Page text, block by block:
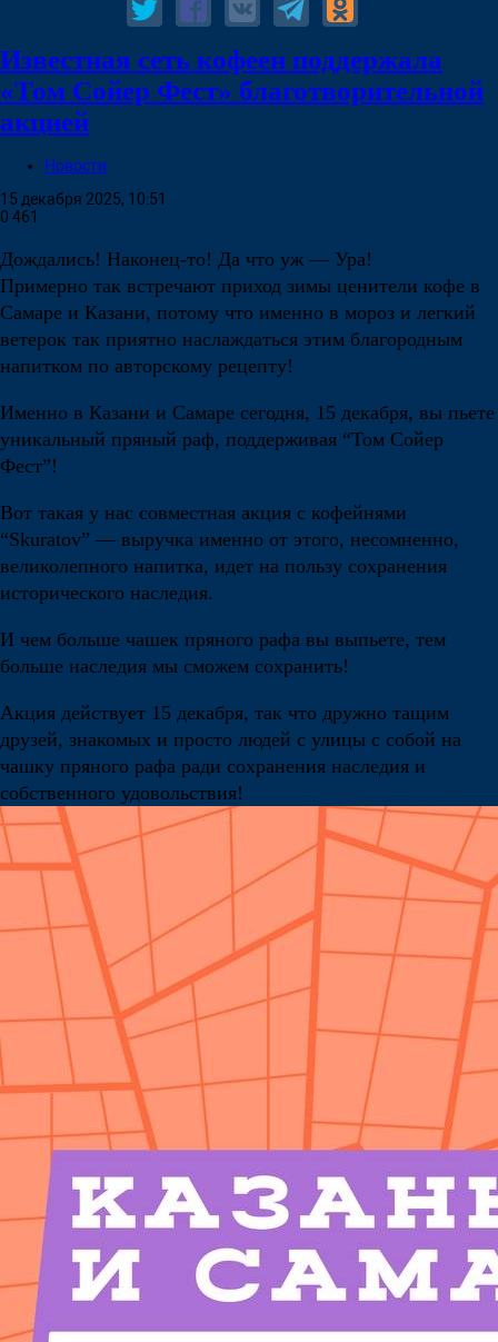
Известная сеть кофеен поддержала
«Том Сойер Фест» благотворительной
акцией
Новости
15 декабря 2025, 10:51
0 461
Дождались! Наконец-то! Да что уж — Ура!
Примерно так встречают приход зимы ценители кофе в
Самаре и Казани, потому что именно в мороз и легкий
ветерок так приятно наслаждаться этим благородным
напитком по авторскому рецепту!
Именно в Казани и Самаре сегодня, 15 декабря, вы пьете
уникальный пряный раф, поддерживая “Том Сойер
Фест”!
Вот такая у нас совместная акция с кофейнями
“Skuratov” — выручка именно от этого, несомненно,
великолепного напитка, идет на пользу сохранения
исторического наследия.
И чем больше чашек пряного рафа вы выпьете, тем
больше наследия мы сможем сохранить!
Акция действует 15 декабря, так что дружно тащим
друзей, знакомых и просто людей с улицы с собой на
чашку пряного рафа ради сохранения наследия и
собственного удовольствия!